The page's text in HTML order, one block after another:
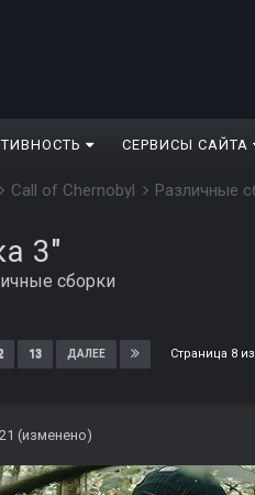
СЕРВИСЫ САЙТА
Call of Chernobyl Различные
3"
сборки
13 ДАЛЕЕ Страница 8
(изменено)